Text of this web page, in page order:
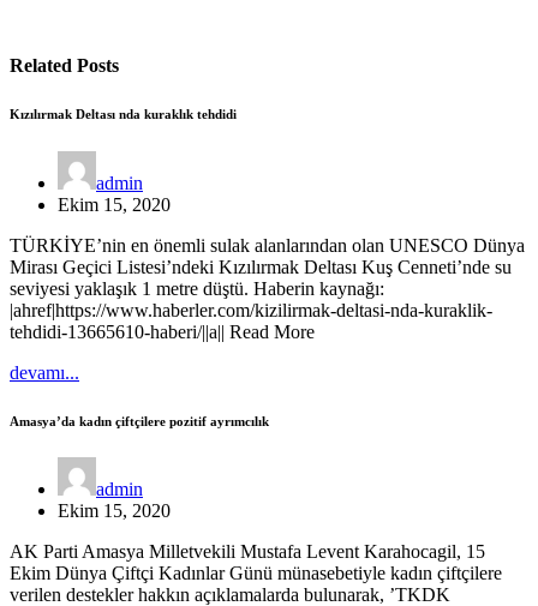
Related Posts
Kızılırmak Deltası nda kuraklık tehdidi
admin
Ekim 15, 2020
TÜRKİYE’nin en önemli sulak alanlarından olan UNESCO Dünya
Mirası Geçici Listesi’ndeki Kızılırmak Deltası Kuş Cenneti’nde su
seviyesi yaklaşık 1 metre düştü. Haberin kaynağı:
|ahref|https://www.haberler.com/kizilirmak-deltasi-nda-kuraklik-
tehdidi-13665610-haberi/||a|| Read More
devamı...
Amasya’da kadın çiftçilere pozitif ayrımcılık
admin
Ekim 15, 2020
AK Parti Amasya Milletvekili Mustafa Levent Karahocagil, 15
Ekim Dünya Çiftçi Kadınlar Günü münasebetiyle kadın çiftçilere
verilen destekler hakkın açıklamalarda bulunarak, ’TKDK